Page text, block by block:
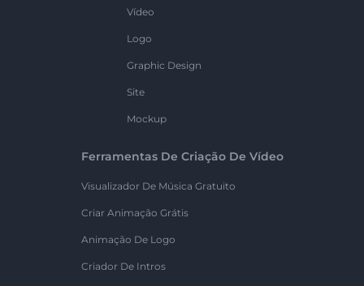
Vídeo
Logo
Graphic Design
Site
Mockup
Ferramentas De Criação De Vídeo
Visualizador De Música Gratuito
Criar Animação Grátis
Animação De Logo
Criador De Intros